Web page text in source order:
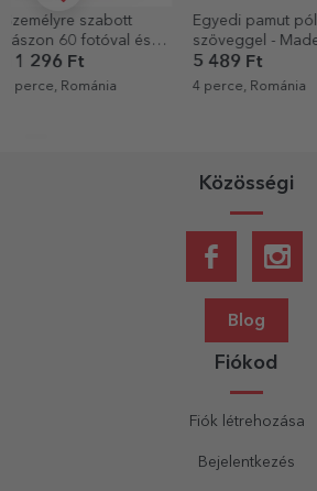
Egyedi pamut póló
szöveggel - Made in
5 489 Ft
4 perce, Románia
Személyre
szöveggel -
3 102 Ft
4 perce, Románia
Közösségi
Blog
Fiókod
Fiók létrehozása
Bejelentkezés